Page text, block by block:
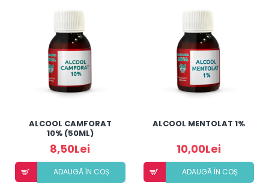
ALCOOL CAMFORAT
10% (50ML)
8,50Lei
ADAUGÃ ÎN COȘ
ALCOOL MENTOLAT 1%
10,00Lei
ADAUGÃ ÎN COȘ